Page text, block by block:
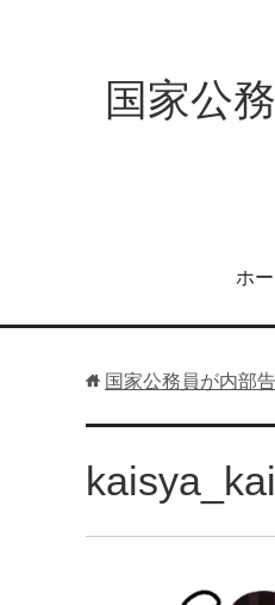
国家公
ホ
国家公務員が内部